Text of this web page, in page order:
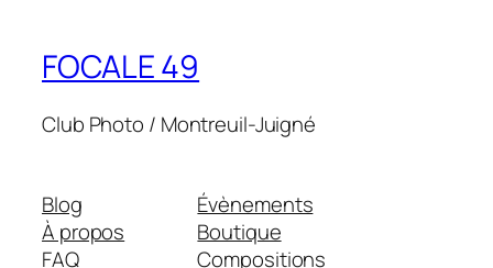
FOCALE 49
Club Photo / Montreuil-Juigné
Blog
À propos
FAQ
Évènements
Boutique
Compositions